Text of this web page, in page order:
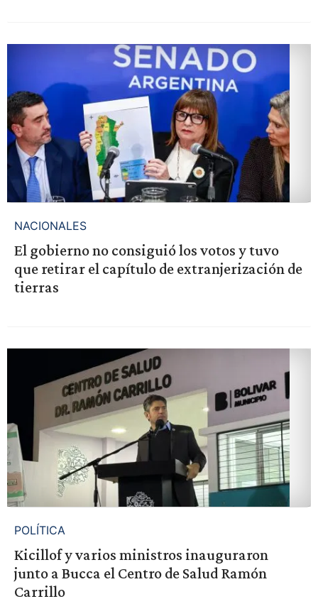
NACIONALES
El gobierno no consiguió los votos y tuvo
que retirar el capítulo de extranjerización de
tierras
POLÍTICA
Kicillof y varios ministros inauguraron
junto a Bucca el Centro de Salud Ramón
Carrillo